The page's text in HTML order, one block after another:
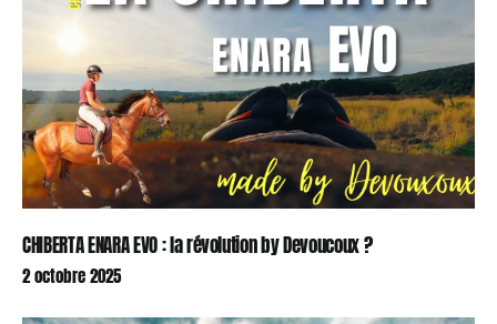
CHIBERTA ENARA EVO : la révolution by Devoucoux ?
2 octobre 2025